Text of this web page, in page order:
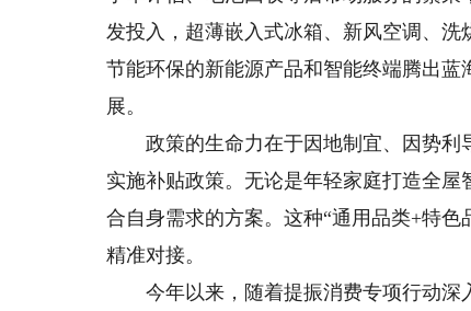
发投入，超薄嵌入式冰箱、新风空调、
节能环保的新能源产品和智能终端腾出
展。
政策的生命力在于因地制宜、因势利
实施补贴政策。无论是年轻家庭打造全
合自身需求的方案。这种“通用品类+特
精准对接。
今年以来，随着提振消费专项行动深